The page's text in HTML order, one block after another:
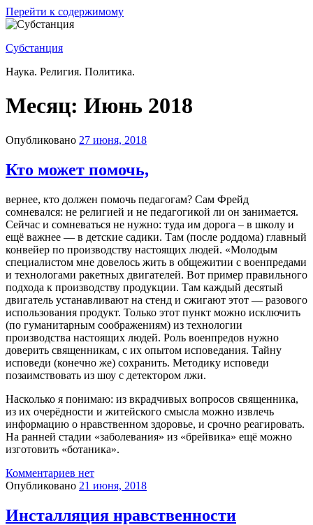
Перейти к содержимому
Субстанция
Наука. Религия. Политика.
Месяц: Июнь 2018
Опубликовано 27 июня, 2018
Кто может помочь,
вернее, кто должен помочь педагогам? Сам Фрейд
сомневался: не религией и не педагогикой ли он занимается.
Сейчас и сомневаться не нужно: туда им дорога – в школу и
ещё важнее — в детские садики. Там (после роддома) главный
конвейер по производству настоящих людей. «Молодым
специалистом мне довелось жить в общежитии с военпредами
и технологами ракетных двигателей. Вот пример правильного
подхода к производству продукции. Там каждый десятый
двигатель устанавливают на стенд и сжигают этот — разового
использования продукт. Только этот пункт можно исключить
(по гуманитарным соображениям) из технологии
производства настоящих людей. Роль военпредов нужно
доверить священникам, с их опытом исповедания. Тайну
исповеди (конечно же) сохранить. Методику исповеди
позаимствовать из шоу с детектором лжи.
Насколько я понимаю: из вкрадчивых вопросов священника,
из их очерёдности и житейского смысла можно извлечь
информацию о нравственном здоровье, и срочно реагировать.
На ранней стадии «заболевания» из «брейвика» ещё можно
изготовить «ботаника».
Комментариев нет
Опубликовано 21 июня, 2018
Инсталляция нравственности